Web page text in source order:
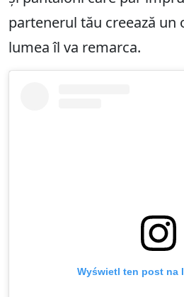
partenerul tău creează un
lumea îl va remarca.
Wyświetl ten post na